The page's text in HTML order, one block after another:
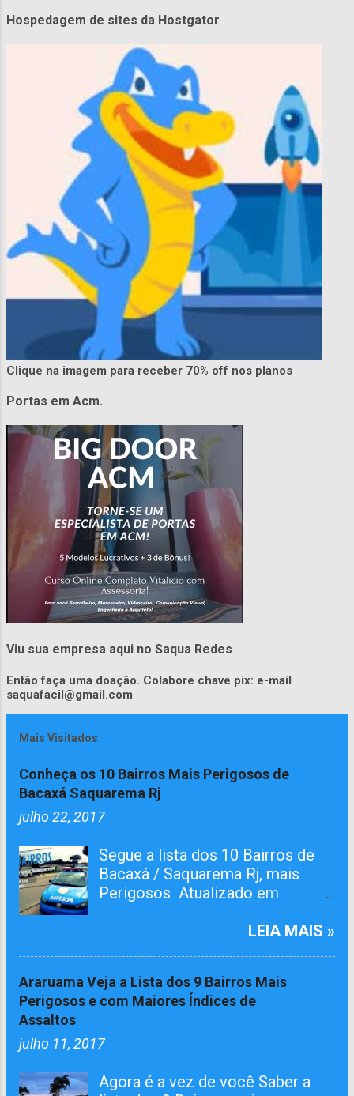
Hospedagem de sites da Hostgator
Clique na imagem para receber 70% off nos planos
Portas em Acm.
Viu sua empresa aqui no Saqua Redes
Então faça uma doação. Colabore chave pix: e-mail
saquafacil@gmail.com
Mais Visitados
Conheça os 10 Bairros Mais Perigosos de
Bacaxá Saquarema Rj
julho 22, 2017
Segue a lista dos 10 Bairros de
Bacaxá / Saquarema Rj, mais
Perigosos Atualizado em
Tiroteiro essa semana, não esta
conjunta com agentes da 124º
Dp, realizaram várias incursões.
lei e Reprimir O TRÁFICO DE
Grande Operações Policiais
LEIA MAIS »
Araruama Veja a Lista dos 9 Bairros Mais
Perigosos e com Maiores Índices de
Assaltos
julho 11, 2017
Agora é a vez de você Saber a